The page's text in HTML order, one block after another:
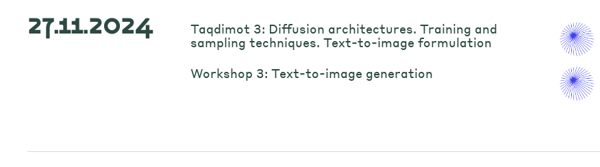
27.11.2024
Taqdimot 3: Diffusion architectures. Training and
sampling techniques. Text-to-image formulation
Workshop 3: Text-to-image generation